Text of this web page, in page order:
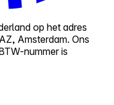
op het adres
Amsterdam. Ons
nummer is